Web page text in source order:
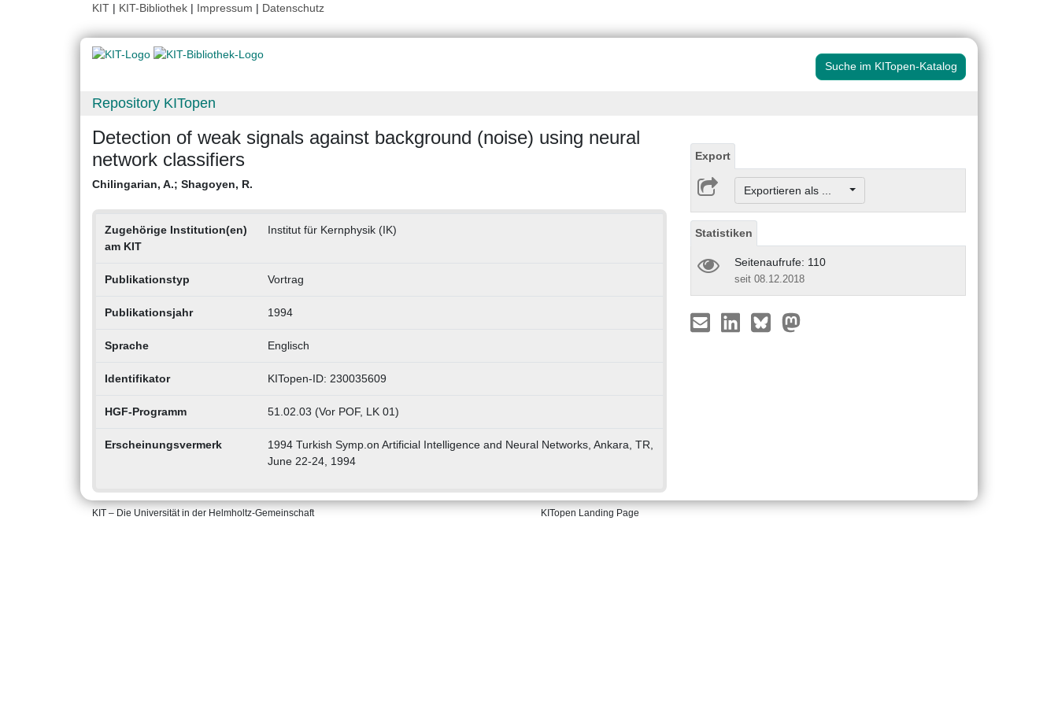
KIT | KIT-Bibliothek | Impressum | Datenschutz
Suche im KITopen-Katalog
Repository KITopen
Detection of weak signals against background (noise) using neural
network classifiers
Chilingarian, A.; Shagoyen, R.
Zugehörige Institution(en)
am KIT
Institut für Kernphysik (IK)
Publikationstyp Vortrag
Publikationsjahr 1994
Sprache Englisch
Identifikator KITopen-ID: 230035609
HGF-Programm 51.02.03 (Vor POF, LK 01)
Erscheinungsvermerk
1994 Turkish Symp.on Artificial Intelligence and Neural Networks, Ankara, TR,
June 22-24, 1994
Export
Exportieren als ...
Statistiken
Seitenaufrufe: 110
seit 08.12.2018
KIT – Die Universität in der Helmholtz-Gemeinschaft KITopen Landing Page